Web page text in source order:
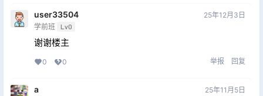
user33504
学前班 Lv0
25年12月3日
谢谢楼主
0 0 举报 回复
a 25年11月5日